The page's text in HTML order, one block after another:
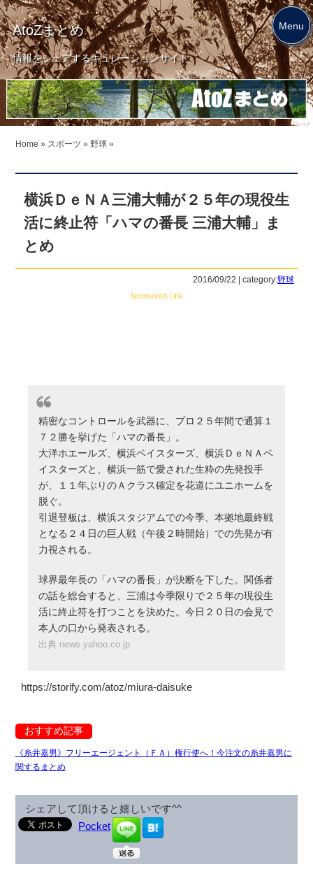
AtoZまとめ
情報をシェアするキュレーションサイト
Home » スポーツ » 野球 »
横浜ＤｅＮＡ三浦大輔が２５年の現役生
活に終止符「ハマの番長 三浦大輔」ま
とめ
2016/09/22 | category:野球
Sponsored Link
精密なコントロールを武器に、プロ２５年間で通算１
７２勝を挙げた「ハマの番長」。
大洋ホエールズ、横浜ベイスターズ、横浜ＤｅＮＡベ
イスターズと、横浜一筋で愛された生粋の先発投手
が、１１年ぶりのＡクラス確定を花道にユニホームを
脱ぐ。
引退登板は、横浜スタジアムでの今季、本拠地最終戦
となる２４日の巨人戦（午後２時開始）での先発が有
力視される。
球界最年長の「ハマの番長」が決断を下した。関係者
の話を総合すると、三浦は今季限りで２５年の現役生
活に終止符を打つことを決めた。今日２０日の会見で
本人の口から発表される。
出典 news.yahoo.co.jp
https://storify.com/atoz/miura-daisuke
おすすめ記事
《糸井嘉男》フリーエージェント（ＦＡ）権行使へ！今注文の糸井嘉男に
関するまとめ
シェアして頂けると嬉しいです^^
Pocket
Menu